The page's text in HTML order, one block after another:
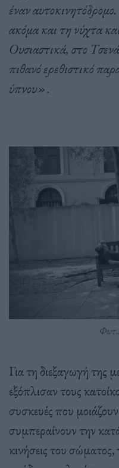
έναν
ακόμα και τη νύχτα
Ουσιαστικά, στο
πιθανό ερεθιστικό
ύπνου».
Για τη διεξαγωγή της
εξόπλισαν τους
συσκευές που
συμπεραίνουν την
κινήσεις του